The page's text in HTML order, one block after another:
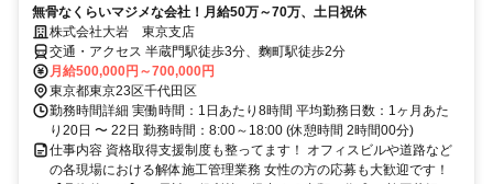
無骨なくらいマジメな会社！月給50万～70万、土日祝休
株式会社大岩 東京支店
交通・アクセス 半蔵門駅徒歩3分、麴町駅徒歩2分
月給500,000円～700,000円
東京都東京23区千代田区
勤務時間詳細 実働時間：1日あたり8時間 平均勤務日数：1ヶ月あた
り20日 〜 22日 勤務時間：8:00～18:00 (休憩時間 2時間00分)
仕事内容 資格取得支援制度も整ってます！ オフィスビルや道路など
の各現場における解体施工管理業務 女性の方の応募も大歓迎です！